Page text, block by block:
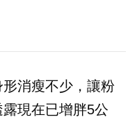
消瘦不少，讓粉
現在已增胖5公